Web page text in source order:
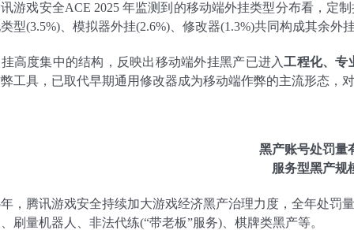
游戏安全ACE 2025 年监测到的移动端外挂类型分布看，定
型(3.5%)、模拟器外挂(2.6%)、修改器(1.3%)共同构成其余外
高度集中的结构，反映出移动端外挂黑产已进入工程化、专
工具，已取代早期通用修改器成为移动端作弊的主流形态，
黑产账号处罚量
服务型黑产规
年，腾讯游戏安全持续加大游戏经济黑产治理力度，全年处罚
刷量机器人、非法代练(“带老板”服务)、棋牌类黑产等。